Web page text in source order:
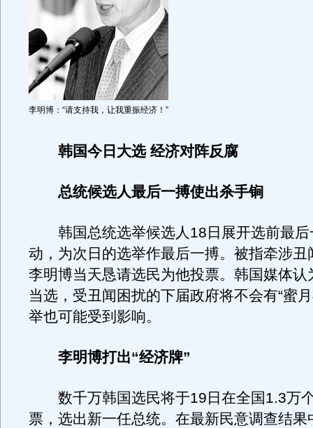
李明博：“请支持我，让我重振经济！”
韩国今日大选 经济对阵反腐
总统候选人最后一搏使出杀手锏
韩国总统选举候选人18日展开选前最后
动，为次日的选举作最后一搏。被指牵涉丑
李明博当天恳请选民为他投票。韩国媒体认
当选，受丑闻困扰的下届政府将不会有“蜜
举也可能受到影响。
李明博打出“经济牌”
数千万韩国选民将于19日在全国1.3万
票，选出新一任总统。在最新民意调查结果